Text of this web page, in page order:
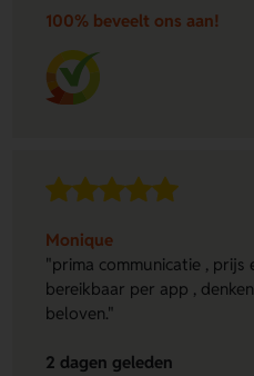
100% beveelt ons aan!
Monique
"prima communicatie ,
bereikbaar per app ,
beloven."
2 dagen geleden